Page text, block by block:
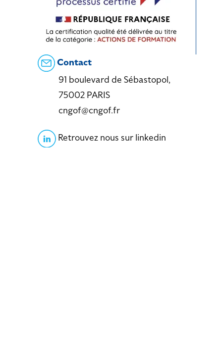
Contact
91 boulevard de Sébastopol,
75002 PARIS
cngof@cngof.fr
Retrouvez nous sur linkedin